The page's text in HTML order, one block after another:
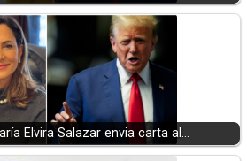
Elvira Salazar envia carta al…